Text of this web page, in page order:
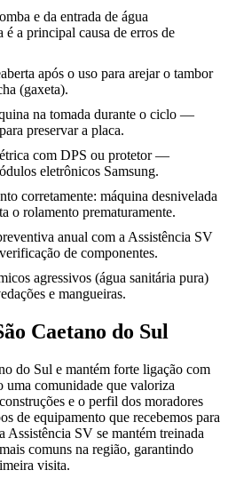
e da entrada de água
a principal causa de erros de
após o uso para arejar o tambor
(gaxeta).
na tomada durante o ciclo —
preservar a placa.
com DPS ou protetor —
eletrônicos Samsung.
corretamente: máquina desnivelada
o rolamento prematuramente.
anual com a Assistência SV
de componentes.
agressivos (água sanitária pura)
e mangueiras.
Caetano do Sul
do Sul e mantém forte ligação com
comunidade que valoriza
e o perfil dos moradores
de equipamento que recebemos para
SV se mantém treinada
comuns na região, garantindo
visita.